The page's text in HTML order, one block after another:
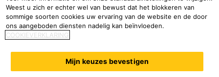
0 results found
Select all
Weest u zich er echter wel van bewust dat het blokkeren van
sommige soorten cookies uw ervaring van de website en de door
ons aangeboden diensten nadelig kan beïnvloeden.
COOKIEVERKLARING
Mijn keuzes bevestigen